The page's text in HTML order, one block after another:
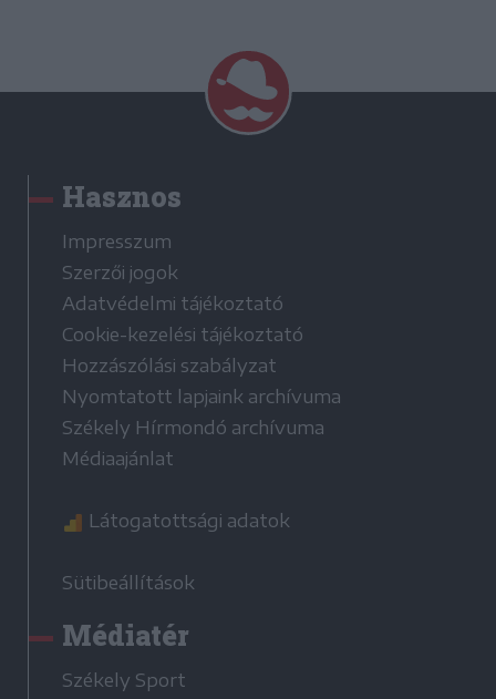
Hasznos
Impresszum
Szerzői jogok
Adatvédelmi tájékoztató
Cookie-kezelési tájékoztató
Hozzászólási szabályzat
Nyomtatott lapjaink archívuma
Székely Hírmondó archívuma
Médiaajánlat
Látogatottsági adatok
Sütibeállítások
Médiatér
Székely Sport